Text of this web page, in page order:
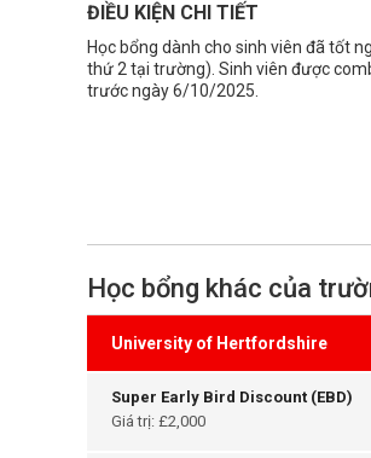
ĐIỀU KIỆN CHI TIẾT
Học bổng dành cho sinh viên đã tốt
thứ 2 tại trường). Sinh viên được
trước ngày 6/10/2025.
Học bổng khác của
University of Hertfordshire
Super Early Bird Discount (EBD)
Giá trị: £2,000